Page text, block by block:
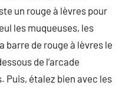
un rouge à lèvres pour
les muqueuses, les
barre de rouge à lèvres le
de l’arcade
Puis, étalez bien avec les